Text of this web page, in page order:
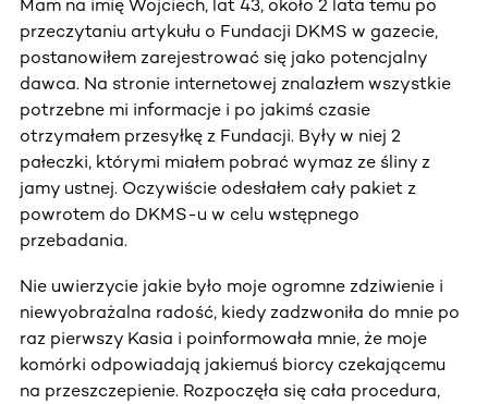
Mam na imię Wojciech, lat 43, około 2 lata temu po
przeczytaniu artykułu o Fundacji DKMS w gazecie,
postanowiłem zarejestrować się jako potencjalny
dawca. Na stronie internetowej znalazłem wszystkie
potrzebne mi informacje i po jakimś czasie
otrzymałem przesyłkę z Fundacji. Były w niej 2
pałeczki, którymi miałem pobrać wymaz ze śliny z
jamy ustnej. Oczywiście odesłałem cały pakiet z
powrotem do DKMS-u w celu wstępnego
przebadania.
Nie uwierzycie jakie było moje ogromne zdziwienie i
niewyobrażalna radość, kiedy zadzwoniła do mnie po
raz pierwszy Kasia i poinformowała mnie, że moje
komórki odpowiadają jakiemuś biorcy czekającemu
na przeszczepienie. Rozpoczęła się cała procedura,